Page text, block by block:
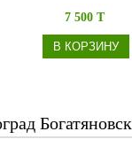
7 500 T
В КОРЗИНУ